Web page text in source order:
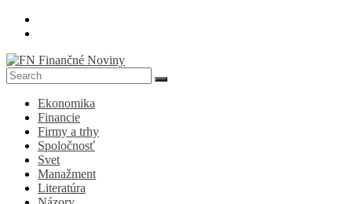
Skip
FN
Finančné
Noviny
Denník
ekonomike
Ekonomika
Financie
Firmy a trhy
Spoločnosť
Svet
Manažment
Literatúra